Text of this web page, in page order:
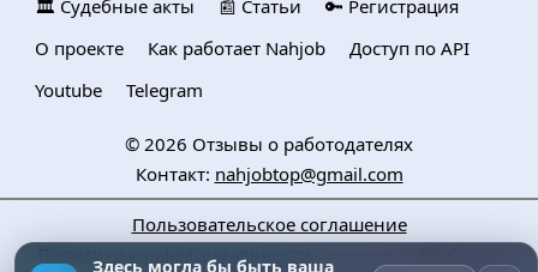
🏛️ Судебные акты
📰 Статьи
🔑 Регистрация
О проекте
Как работает Nahjob
Доступ по API
Youtube
Telegram
© 2026 Отзывы о работодателях
Контакт: nahjobtop@gmail.com
Пользовательское соглашение
Политика конфедициальности
Здесь могла бы быть ваша